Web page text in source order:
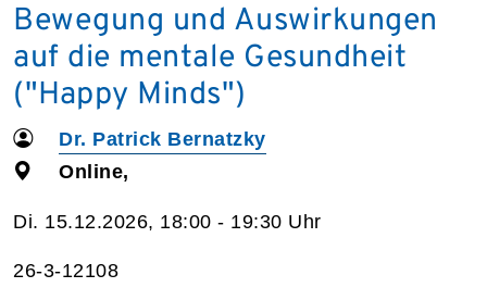
Bewegung und Auswirkungen
auf die mentale Gesundheit
("Happy Minds")
Dr. Patrick Bernatzky
Online,
Di. 15.12.2026, 18:00 - 19:30 Uhr
26-3-12108